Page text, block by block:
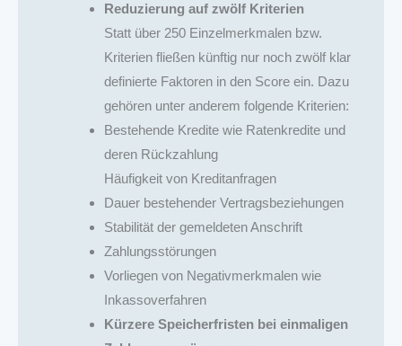
Reduzierung auf zwölf Kriterien
Statt über 250 Einzelmerkmalen bzw.
Kriterien fließen künftig nur noch zwölf klar
definierte Faktoren in den Score ein. Dazu
gehören unter anderem folgende Kriterien:
Bestehende Kredite wie Ratenkredite und
deren Rückzahlung
Häufigkeit von Kreditanfragen
Dauer bestehender Vertragsbeziehungen
Stabilität der gemeldeten Anschrift
Zahlungsstörungen
Vorliegen von Negativmerkmalen wie
Inkassoverfahren
Kürzere Speicherfristen bei einmaligen